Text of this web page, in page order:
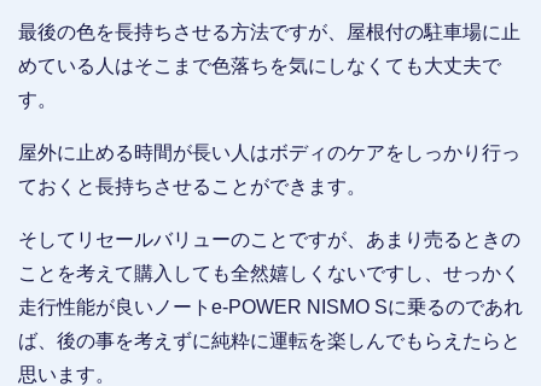
最後の色を長持ちさせる方法ですが、屋根付の駐車場に止
めている人はそこまで色落ちを気にしなくても大丈夫で
す。
屋外に止める時間が長い人はボディのケアをしっかり行っ
ておくと長持ちさせることができます。
そしてリセールバリューのことですが、あまり売るときの
ことを考えて購入しても全然嬉しくないですし、せっかく
走行性能が良いノートe-POWER NISMO Sに乗るのであれ
ば、後の事を考えずに純粋に運転を楽しんでもらえたらと
思います。